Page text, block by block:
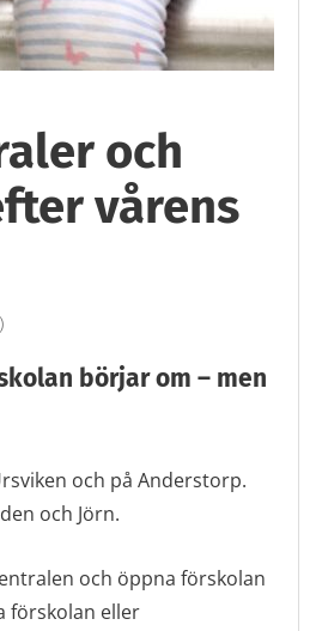
och
vårens
börjar om – men
och på Anderstorp.
och Jörn.
och öppna förskolan
förskolan eller